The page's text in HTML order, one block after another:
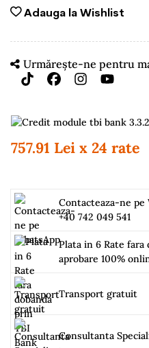
Adauga la Wishlist
Urmărește-ne pentru
757.91 Lei x 24 rate
Contacteaza-ne pe
+40 742 049 541
Plata in 6 Rate fara
aprobare 100%
Transport gratuit
Consultanta